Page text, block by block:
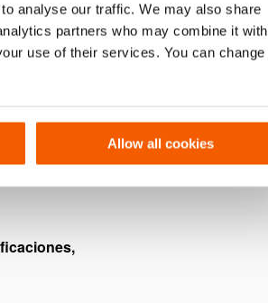
analyse our traffic. We may also share
partners who may combine it with
use of their services. You can change
Allow all cookies